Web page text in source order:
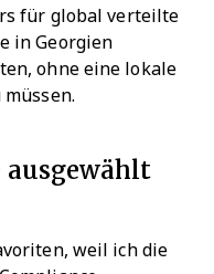
für global verteilte
in Georgien
ohne eine lokale
ausgewählt
weil ich die